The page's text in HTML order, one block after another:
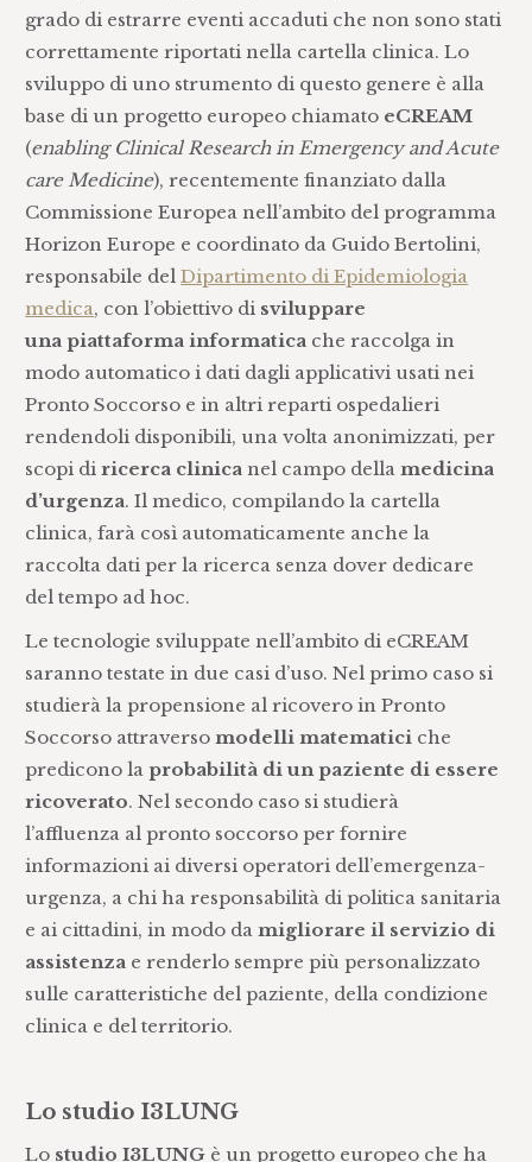
grado di estrarre eventi accaduti che non sono stati
correttamente riportati nella cartella clinica. Lo
sviluppo di uno strumento di questo genere è alla
base di un progetto europeo chiamato eCREAM
(enabling Clinical Research in Emergency and Acute
care Medicine), recentemente finanziato dalla
Commissione Europea nell’ambito del programma
Horizon Europe e coordinato da Guido Bertolini,
responsabile delDipartimento di Epidemiologia
medica, con l’obiettivo di sviluppare
una piattaforma informatica che raccolga in
modo automatico i dati dagli applicativi usati nei
Pronto Soccorso e in altri reparti ospedalieri
rendendoli disponibili, una volta anonimizzati, per
scopi diricerca clinica nel campo dellamedicina
d’urgenza. Il medico, compilando la cartella
clinica, farà così automaticamente anche la
raccolta dati per la ricerca senza dover dedicare
del tempo ad hoc.
Le tecnologie sviluppate nell’ambito di eCREAM
saranno testate in due casi d’uso. Nel primo caso si
studierà la propensione al ricovero in Pronto
Soccorso attraversomodelli matematici che
predicono laprobabilità di un paziente di essere
ricoverato. Nel secondo caso si studierà
l’affluenza al pronto soccorso per fornire
informazioni ai diversi operatori dell’emergenza-
urgenza, a chi ha responsabilità di politica sanitaria
e ai cittadini, in modo damigliorare il servizio di
assistenza e renderlo sempre più personalizzato
sulle caratteristiche del paziente, della condizione
clinica e del territorio.
Lo studio I3LUNG
Lo studio I3LUNG è un progetto europeo che ha